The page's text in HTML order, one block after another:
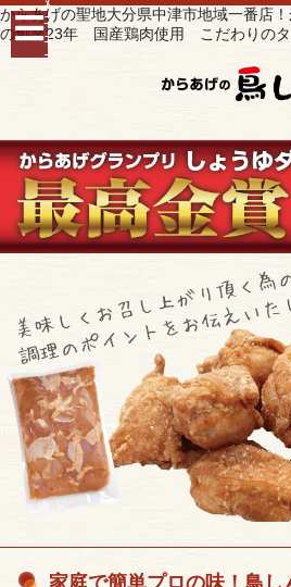
からあげの聖地大分県中津市地域一番店
の創業23年 国産鶏肉使用 こだわりの
ﾆ
ｭ
ｰ
家庭で簡単プロの味！鳥し